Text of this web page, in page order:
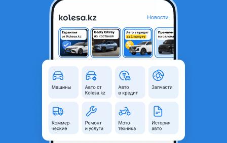
Subaru Impreza 1993 года
Алматы, Алматинская
область
1992 - 2000 1 поколение
(GFC/GC/GF)